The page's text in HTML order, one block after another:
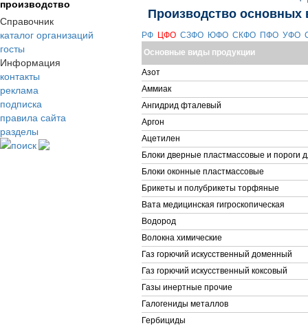
производство
Справочник
каталог организаций
госты
Информация
контакты
реклама
подписка
правила сайта
разделы
поиск
Производство
РФ ЦФО СЗФО ЮФО СКФО ПФО УФО
Основные виды продукции
Азот
Аммиак
Ангидрид фталевый
Аргон
Ацетилен
Блоки дверные пластмассовые и пороги
Блоки оконные пластмассовые
Брикеты и полубрикеты торфяные
Вата медицинская гигроскопическая
Водород
Волокна химические
Газ горючий искусственный доменный
Газ горючий искусственный коксовый
Газы инертные прочие
Галогениды металлов
Гербициды